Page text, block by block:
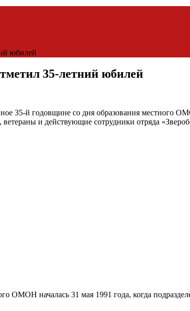
юбилей
35-летний юбилей
35-й годовщине со дня образования местного
и действующие сотрудники отряда
ОМОН началась 31 мая 1991 года, когда